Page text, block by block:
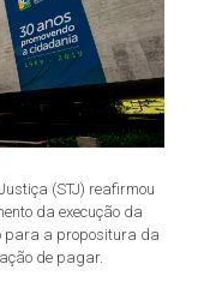
(STJ) reafirmou
da execução da
para a propositura da
de pagar.